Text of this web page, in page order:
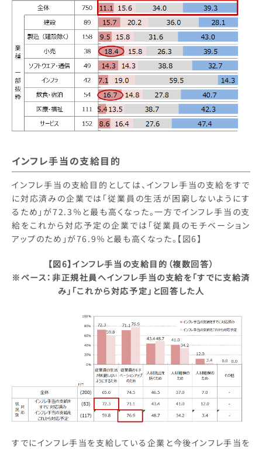
インフレ手当の支給目的
インフレ手当の支給目的としては、インフレ手当の支給をすで
に対応済みの企業では「従業員の生活が困窮しないようにす
るため」が72.3％と最も高くなった。一方でインフレ手当の支
給をこれから対応予定の企業では「従業員のモチベーション
アップのため」が76.9％と最も高くなった。【図6】
【図6】インフレ手当の支給目的（複数回答）
※ベース：非正規社員へインフレ手当の支給を「すでに支給済
み」「これから対応予定」と回答した人
すでにインフレ手当を支給している企業と今後インフレ手当を